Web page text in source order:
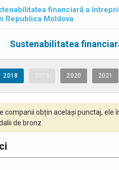
financiară a
Republica Moldova
Sustenabilitatea
2018 2020 2021
companii obțin același punctaj,
de bronz.